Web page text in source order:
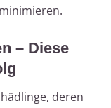
– Diese
deren